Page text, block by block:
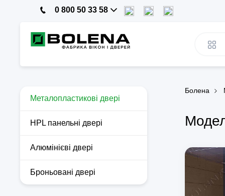
0 800 50 33 58
Металопластикові двері
HPL панельні двері
Алюмінієві двері
Броньовані двері
Болена